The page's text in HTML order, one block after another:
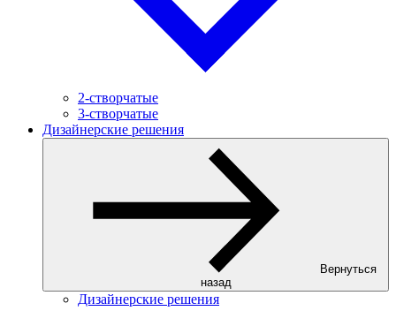
2-створчатые
3-створчатые
Дизайнерские решения
Вернуться
назад
Дизайнерские решения